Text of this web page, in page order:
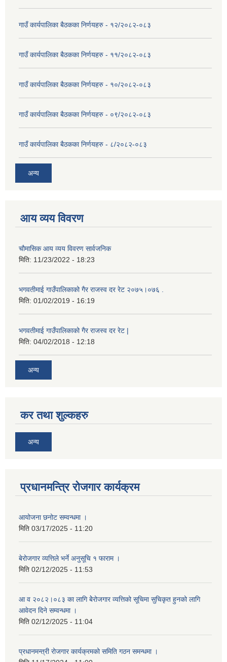
गाउँ कार्यपालिका बैठकका निर्णयहरु - १२/२०८२-०८३
गाउँ कार्यपालिका बैठकका निर्णयहरु - ११/२०८२-०८३
गाउँ कार्यपालिका बैठकका निर्णयहरु - १०/२०८२-०८३
गाउँ कार्यपालिका बैठकका निर्णयहरु - ०९/२०८२-०८३
गाउँ कार्यपालिका बैठकका निर्णयहरु - ८/२०८२-०८३
अन्य
आय व्यय विवरण
चाैमासिक आय व्यय विवरण सार्वजनिक
मिति: 11/23/2022 - 18:23
भगवतीमाई गाउँपालिकाको गैर राजस्व दर रेट २०७५।०७६ .
मिति: 01/02/2019 - 16:19
भगवतीमाई गाउँपालिकाको गैर राजस्व दर रेट |
मिति: 04/02/2018 - 12:18
अन्य
कर तथा शुल्कहरु
अन्य
प्रधानमन्त्रि रोजगार कार्यक्रम
आयोजना छनोट सम्वन्धमा ।
मिति 03/17/2025 - 11:20
बेरोजगार व्यत्तिले भर्ने अनुसूचि १ फाराम ।
मिति 02/12/2025 - 11:53
आ व २०८२।०८३ का लागि बेेरोजगार व्यत्तिको सूचिमा सुचिकृत हुनको लागि
आवेदन दिने सम्वन्धमा ।
मिति 02/12/2025 - 11:04
प्रधानमन्त्री रोजगार कार्यक्रमको समिति गठन समन्धमा ।